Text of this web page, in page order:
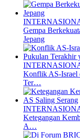
Gempa
Jepang
Konflik AS-Israel
Ter…
Ketegangan
A…